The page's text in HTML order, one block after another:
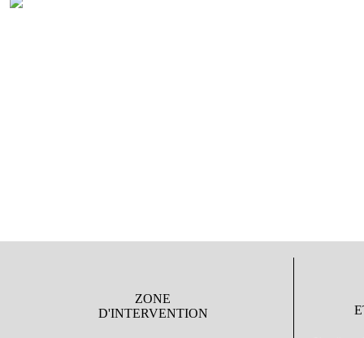
ZONE
D'INTERVENTION